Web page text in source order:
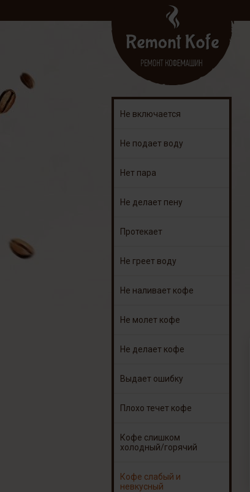
Не включается
Не подает воду
Нет пара
Не делает пену
Протекает
Не греет воду
Не наливает кофе
Не молет кофе
Не делает кофе
Выдает ошибку
Плохо течет кофе
Кофе слишком
холодный/горячий
Кофе слабый и
невкусный